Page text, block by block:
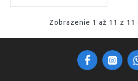
Zobrazenie 1 až 11 z 11